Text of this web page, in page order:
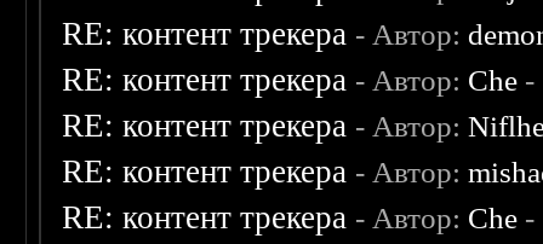
RE: контент трекера - Автор:
RE: контент трекера - Автор: Che -
RE: контент трекера - Автор:
RE: контент трекера - Автор:
RE: контент трекера - Автор: Che -